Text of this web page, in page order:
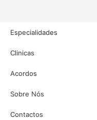
Especialidades
Clinicas
Acordos
Sobre Nós
Contactos